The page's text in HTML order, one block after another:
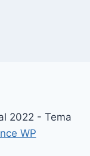
2022 - Tema
WP